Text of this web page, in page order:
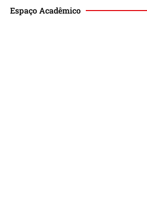
Espaço Acadêmico